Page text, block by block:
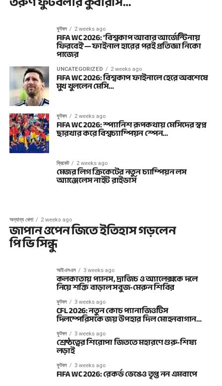
ফুটবল 2 weeks ago
FIFA WC 2026: ‘বিশ্বকাপ আবার আর্জেন্টিনায়
ফিরবেই’— ফাইনাল হারের পরই প্রতিজ্ঞা নিকো
পাজের
UNCATEGORIZED 2 weeks ago
FIFA WC 2026: বিশ্বকাপ ফাইনালে হেরে অবশেষে
মুখ খুললেন মেসি…
ফুটবল 2 weeks ago
FIFA WC 2026: স্প্যানিশ রূপকথায় মেসিদের স্বপ্ন
ছারখার করে বিশ্বচ্যাম্পিয়ন স্পেন…
ক্রিকেট 2 weeks ago
মেজর লিগ ক্রিকেটের নতুন চ্যাম্পিয়ন লস
অ্যাঞ্জেলেস নাইট রাইডার্স
অন্যান্য খেলা 2 weeks ago
জাপান ওপেন জিতে ইতিহাস গড়লেন
পি ভি সিন্ধু
আইএসএল 3 weeks ago
কলকাতায় প্যানস, দ্রাজিচ ও অ্যালেক্সকে দলে
নিয়ে শক্তি বাড়াল সবুজ-মেরুন শিবির
ফুটবল 3 weeks ago
CFL 2026: নতুন কোচ প্যানাজিওটিস
দিলম্পেরিসকে জয় উপহার দিল মোহনবাগান…
ফুটবল 3 weeks ago
শ্রেষ্ঠত্বের শিরোপা জিততে মহারণে গুরু-শিষ্য
লড়াই
ফুটবল 3 weeks ago
FIFA WC 2026: রেকর্ড ভেঙেও তৃপ্ত নন এমবাপে